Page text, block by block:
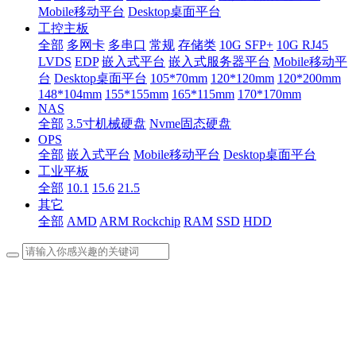
Mobile移动平台 Desktop桌面平台
工控主板
全部 多网卡 多串口 常规 存储类 10G SFP+ 10G RJ45
LVDS EDP 嵌入式平台 嵌入式服务器平台 Mobile移动平
台 Desktop桌面平台 105*70mm 120*120mm 120*200mm
148*104mm 155*155mm 165*115mm 170*170mm
NAS
全部 3.5寸机械硬盘 Nvme固态硬盘
OPS
全部 嵌入式平台 Mobile移动平台 Desktop桌面平台
工业平板
全部 10.1 15.6 21.5
其它
全部 AMD ARM Rockchip RAM SSD HDD